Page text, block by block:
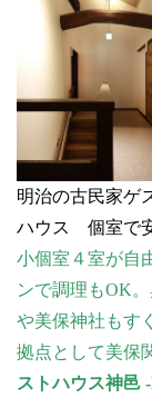
明治の古民家ゲ
ハウス 個室で
小個室４室が自
ンで調理もOK
や美保神社もす
拠点として美保
ストハウス神邑